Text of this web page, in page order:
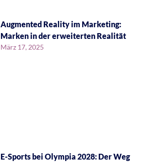
Augmented Reality im Marketing:
Marken in der erweiterten Realität
März 17, 2025
E-Sports bei Olympia 2028: Der Weg